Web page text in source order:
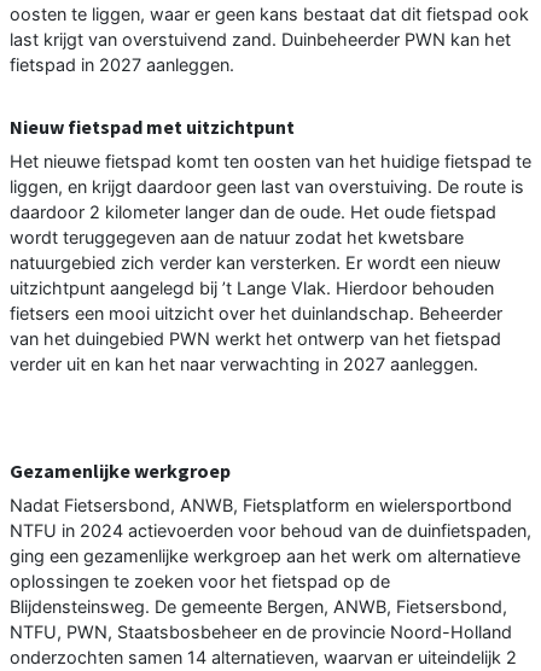
oosten te liggen, waar er geen kans bestaat dat dit fietspad ook
last krijgt van overstuivend zand. Duinbeheerder PWN kan het
fietspad in 2027 aanleggen.
Nieuw fietspad met uitzichtpunt
Het nieuwe fietspad komt ten oosten van het huidige fietspad te
liggen, en krijgt daardoor geen last van overstuiving. De route is
daardoor 2 kilometer langer dan de oude. Het oude fietspad
wordt teruggegeven aan de natuur zodat het kwetsbare
natuurgebied zich verder kan versterken. Er wordt een nieuw
uitzichtpunt aangelegd bij ’t Lange Vlak. Hierdoor behouden
fietsers een mooi uitzicht over het duinlandschap. Beheerder
van het duingebied PWN werkt het ontwerp van het fietspad
verder uit en kan het naar verwachting in 2027 aanleggen.
Gezamenlijke werkgroep
Nadat Fietsersbond, ANWB, Fietsplatform en wielersportbond
NTFU in 2024 actievoerden voor behoud van de duinfietspaden,
ging een gezamenlijke werkgroep aan het werk om alternatieve
oplossingen te zoeken voor het fietspad op de
Blijdensteinsweg. De gemeente Bergen, ANWB, Fietsersbond,
NTFU, PWN, Staatsbosbeheer en de provincie Noord-Holland
onderzochten samen 14 alternatieven, waarvan er uiteindelijk 2